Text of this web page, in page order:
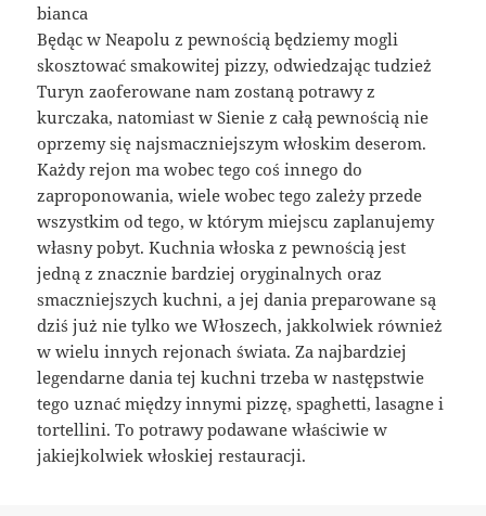
bianca
Będąc w Neapolu z pewnością będziemy mogli
skosztować smakowitej pizzy, odwiedzając tudzież
Turyn zaoferowane nam zostaną potrawy z
kurczaka, natomiast w Sienie z całą pewnością nie
oprzemy się najsmaczniejszym włoskim deserom.
Każdy rejon ma wobec tego coś innego do
zaproponowania, wiele wobec tego zależy przede
wszystkim od tego, w którym miejscu zaplanujemy
własny pobyt. Kuchnia włoska z pewnością jest
jedną z znacznie bardziej oryginalnych oraz
smaczniejszych kuchni, a jej dania preparowane są
dziś już nie tylko we Włoszech, jakkolwiek również
w wielu innych rejonach świata. Za najbardziej
legendarne dania tej kuchni trzeba w następstwie
tego uznać między innymi pizzę, spaghetti, lasagne i
tortellini. To potrawy podawane właściwie w
jakiejkolwiek włoskiej restauracji.